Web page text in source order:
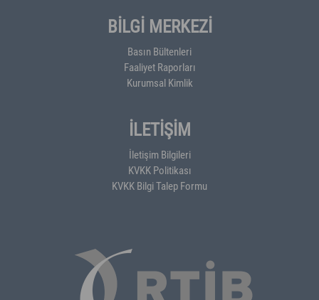
BİLGİ MERKEZİ
Basın Bültenleri
Faaliyet Raporları
Kurumsal Kimlik
İLETİŞİM
İletişim Bilgileri
KVKK Politikası
KVKK Bilgi Talep Formu